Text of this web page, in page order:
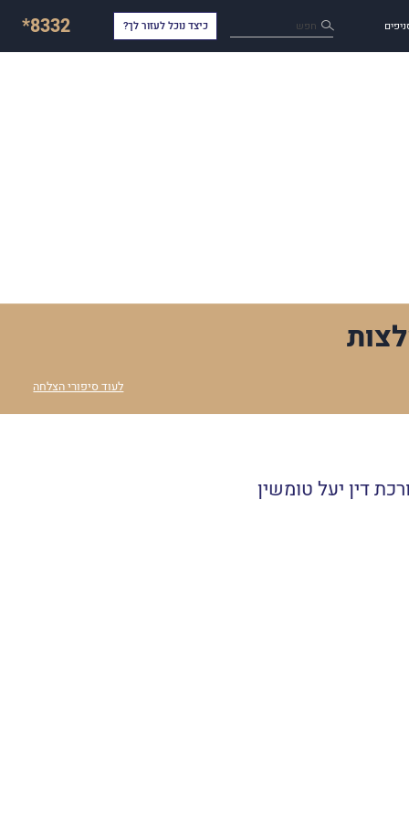
חפש כיצד נוכל לעזור לך? *8332
לעוד סיפורי הצלחה
דין יעל טומשין